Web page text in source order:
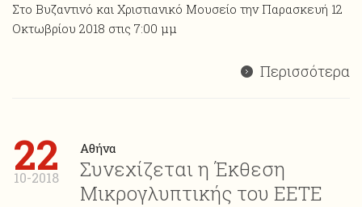
Στο Βυζαντινό και Χριστιανικό Μουσείο την Παρασκευή 12
Οκτωβρίου 2018 στις 7:00 μμ
Περισσότερα
22
10-2018
Αθήνα
Συνεχίζεται η Έκθεση
Μικρογλυπτικής του ΕΕΤΕ